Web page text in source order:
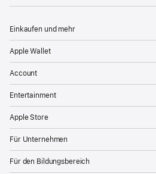
Einkaufen und mehr
Apple Wallet
Account
Entertainment
Apple Store
Für Unternehmen
Für den Bildungsbereich